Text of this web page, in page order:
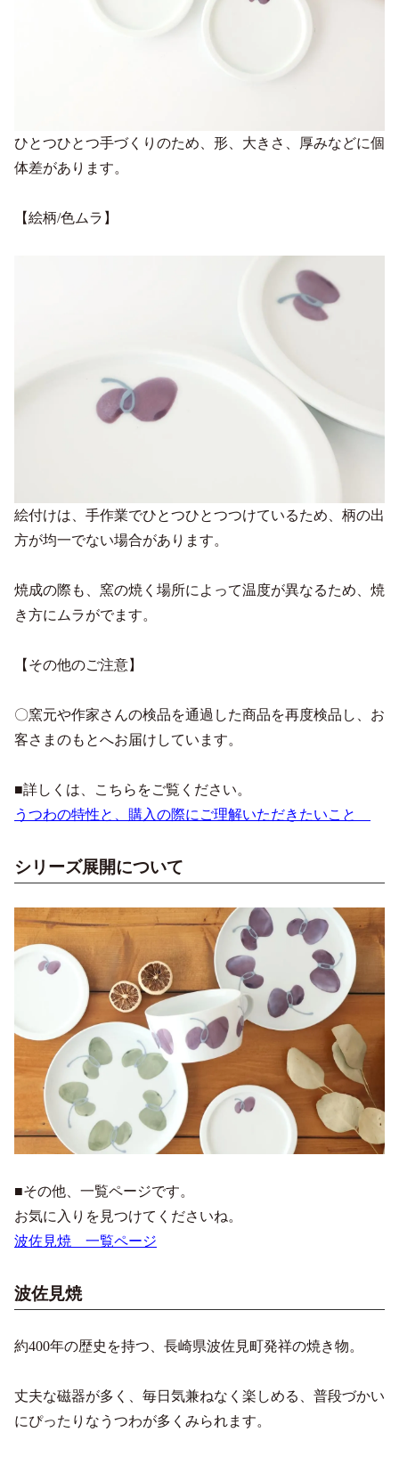
ひとつひとつ手づくりのため、形、大きさ、厚みなどに個
体差があります。
【絵柄/色ムラ】
絵付けは、手作業でひとつひとつつけているため、柄の出
方が均一でない場合があります。
焼成の際も、窯の焼く場所によって温度が異なるため、焼
き方にムラがでます。
【その他のご注意】
〇窯元や作家さんの検品を通過した商品を再度検品し、お
客さまのもとへお届けしています。
■詳しくは、こちらをご覧ください。
うつわの特性と、購入の際にご理解いただきたいこと
シリーズ展開について
■その他、一覧ページです。
お気に入りを見つけてくださいね。
波佐見焼 一覧ページ
波佐見焼
約400年の歴史を持つ、長崎県波佐見町発祥の焼き物。
丈夫な磁器が多く、毎日気兼ねなく楽しめる、普段づかい
にぴったりなうつわが多くみられます。